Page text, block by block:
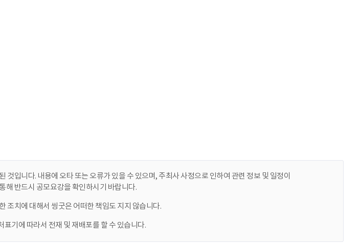
것입니다. 내용에 오타 또는 오류가 있을 수 있으며, 주최사 사정으로 인하여 관련 정보 및 일정이
해 반드시 공모요강을 확인하시기 바랍니다.
조치에 대해서 씽굿은 어떠한 책임도 지지 않습니다.
기에 따라서 전재 및 재배포를 할 수 있습니다.